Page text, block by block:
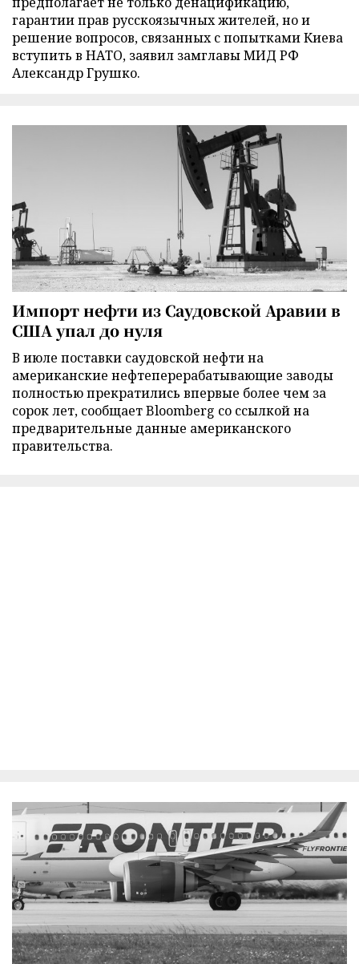
гарантии прав русскоязычных жителей, но и
решение вопросов, связанных с попытками Киева
вступить в НАТО, заявил замглавы МИД РФ
Александр Грушко.
Импорт нефти из Саудовской Аравии в
США упал до нуля
В июле поставки саудовской нефти на
американские нефтеперерабатывающие заводы
полностью прекратились впервые более чем за
сорок лет, сообщает Bloomberg со ссылкой на
предварительные данные американского
правительства.